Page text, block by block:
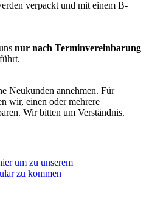
verpackt und mit einem B-
nur nach Terminvereinbarung
Neukunden annehmen. Für
wir, einen oder mehrere
Wir bitten um Verständnis.
um zu unserem
zu kommen